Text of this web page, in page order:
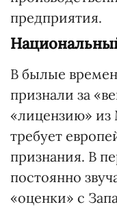
предприятия.
В былые
признали за
«лицензию»
требует
признания. В
постоянно
«оценки» с